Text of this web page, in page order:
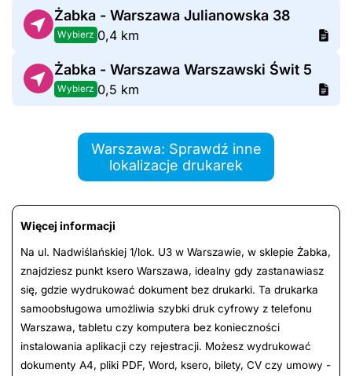
Żabka - Warszawa Julianowska 38
Wybierz 0,4 km
Żabka - Warszawa Warszawski Świt 5
Wybierz 0,5 km
Warszawa: Sprawdź inne
lokalizacje drukarek
Więcej informacji
Na ul. Nadwiślańskiej 1/lok. U3 w Warszawie, w sklepie Żabka,
znajdziesz punkt ksero Warszawa, idealny gdy zastanawiasz
się, gdzie wydrukować dokument bez drukarki. Ta drukarka
samoobsługowa umożliwia szybki druk cyfrowy z telefonu
Warszawa, tabletu czy komputera bez konieczności
instalowania aplikacji czy rejestracji. Możesz wydrukować
dokumenty A4, pliki PDF, Word, ksero, bilety, CV czy umowy -